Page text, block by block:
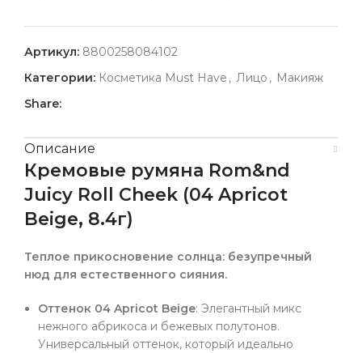
Артикул: 8800258084102
Категории: Косметика Must Have , Лицо , Макияж
Share:
Описание
Кремовые румяна Rom&nd
Juicy Roll Cheek (04 Apricot
Beige, 8.4г)
Теплое прикосновение солнца: безупречный
нюд для естественного сияния.
Оттенок 04 Apricot Beige: Элегантный микс
нежного абрикоса и бежевых полутонов.
Универсальный оттенок, который идеально